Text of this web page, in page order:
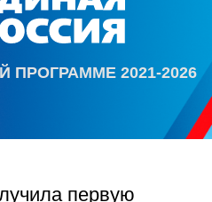
2021-2026
первую